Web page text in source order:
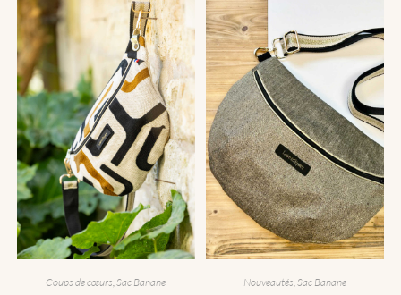
Coups de cœurs ,Sac Banane Nouveautés ,Sac Banane